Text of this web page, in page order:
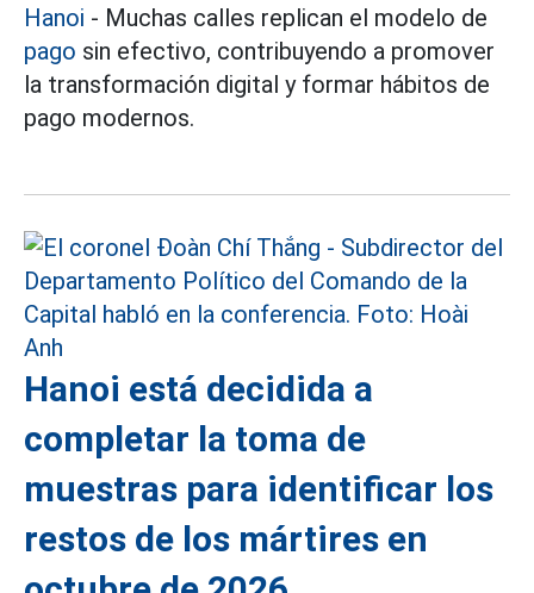
Hanoi - Muchas calles replican el modelo de
pago sin efectivo, contribuyendo a promover
la transformación digital y formar hábitos de
pago modernos.
Hanoi está decidida a
completar la toma de
muestras para identificar los
restos de los mártires en